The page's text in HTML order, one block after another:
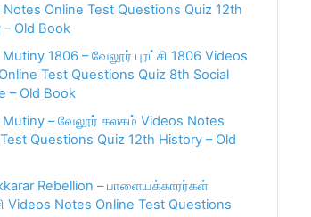
Online Test Questions Quiz 12th
– Old Book
1806 – வேலூர் புரட்சி 1806 Videos
Test Questions Quiz 8th Social
– Old Book
Mutiny – வேலூர் கலகம் Videos Notes
Questions Quiz 12th History – Old
Rebellion – பாளையக்காரர்கள்
Videos Notes Online Test Questions